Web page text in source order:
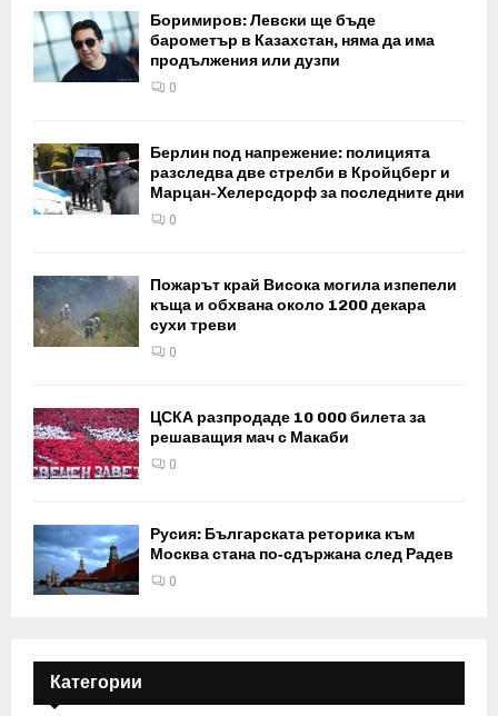
Боримиров: Левски ще бъде
барометър в Казахстан, няма да има
продължения или дузпи
0
Берлин под напрежение: полицията
разследва две стрелби в Кройцберг и
Марцан-Хелерсдорф за последните дни
0
Пожарът край Висока могила изпепели
къща и обхвана около 1200 декара
сухи треви
0
ЦСКА разпродаде 10 000 билета за
решаващия мач с Макаби
0
Русия: Българската реторика към
Москва стана по‑сдържана след Радев
0
Категории